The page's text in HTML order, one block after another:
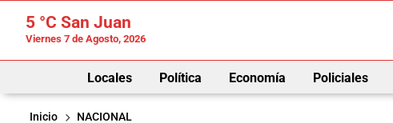
5 °C San Juan
Viernes 7 de Agosto, 2026
Locales Política Economía Policiales
Inicio
NACIONAL